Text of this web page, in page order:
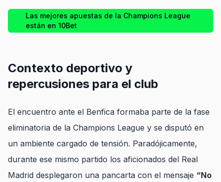
Las mejores apuestas de la Champions League
están en 10Bet
Contexto deportivo y
repercusiones para el club
El encuentro ante el Benfica formaba parte de la fase
eliminatoria de la Champions League y se disputó en
un ambiente cargado de tensión. Paradójicamente,
durante ese mismo partido los aficionados del Real
Madrid desplegaron una pancarta con el mensaje “No